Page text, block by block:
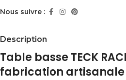
Nous suivre :
Description
Table basse TECK
fabrication artisanale